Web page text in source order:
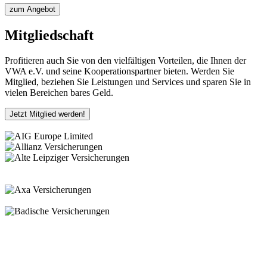
zum Angebot
Mitgliedschaft
Profitieren auch Sie von den vielfältigen Vorteilen, die Ihnen der
VWA e.V. und seine Kooperationspartner bieten. Werden Sie
Mitglied, beziehen Sie Leistungen und Services und sparen Sie in
vielen Bereichen bares Geld.
Jetzt Mitglied werden!